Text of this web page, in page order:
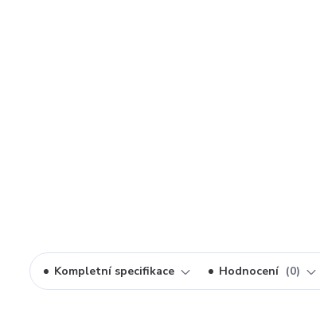
Kompletní specifikace Hodnocení 0